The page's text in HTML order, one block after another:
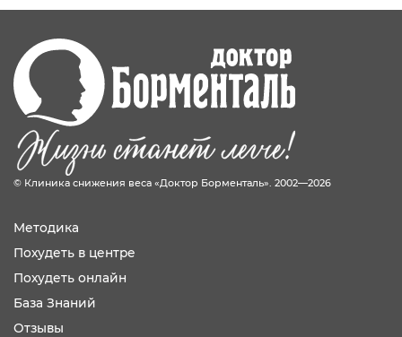
© Клиника снижения веса «Доктор Борменталь». 2002—2026
Методика
Похудеть в центре
Похудеть онлайн
База Знаний
Отзывы